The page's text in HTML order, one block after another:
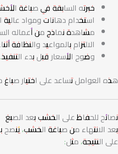
خبرته السابقة في صباغة
استخدام دهانات ومواد عالية
مشاهدة نماذج من أعماله
الالتزام بالمواعيد والنظافة
وضوح الأسعار قبل بدء التنفيذ.
هذه العوامل تساعد على اختيار
نصائح للحفاظ على الخشب بعد الصبغ
بعد الانتهاء من صباغة الخشب، يُنصح
على النتيجة، مثل: